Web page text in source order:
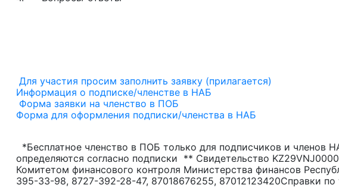
Для участия просим заполнить заявку (прилагается)
Информация о подписке/членстве в НАБ
Форма заявки на членство в ПОБ
Форма для оформления подписки/членства в НАБ
*Бесплатное членство в ПОБ только для подписчиков и членов
определяются согласно подписки ** Свидетельство
Комитетом финансового контроля Министерства финансов
395-33-98, 8727-392-28-47, 87018676255, 87012123420Справки по